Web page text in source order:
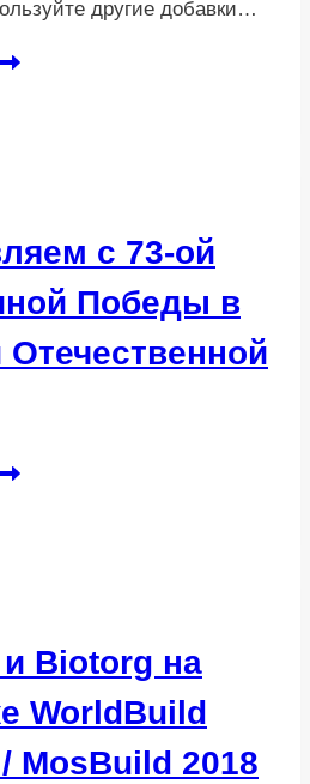
другие добавки…
с 73-ой
Победы в
Biotorg на
WorldBuild
MosBuild 2018